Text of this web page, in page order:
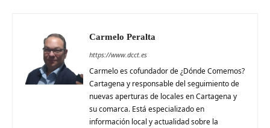
Carmelo Peralta
https://www.dcct.es
Carmelo es cofundador de ¿Dónde Comemos?
Cartagena y responsable del seguimiento de
nuevas aperturas de locales en Cartagena y
su comarca. Está especializado en
información local y actualidad sobre la